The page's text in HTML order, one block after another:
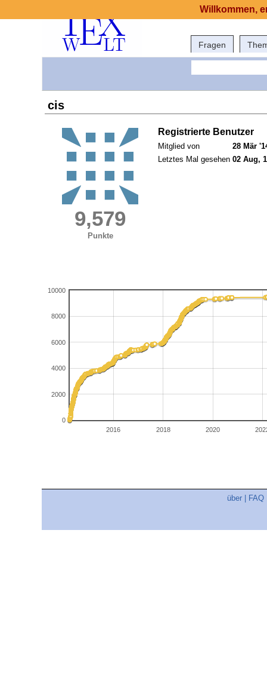
Fragen
cis
9,579
Punkte
Registrierte Benutzer
Mitglied von
28 Mär
Letztes Mal gesehen 02 Aug,
2016 2018 2020
0
2000
4000
6000
8000
10000
über FAQ
Willkommen,